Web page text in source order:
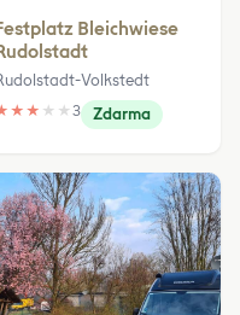
Bleichwiese
Volkstedt
★ ★ ★ ★ 3 Zdarma